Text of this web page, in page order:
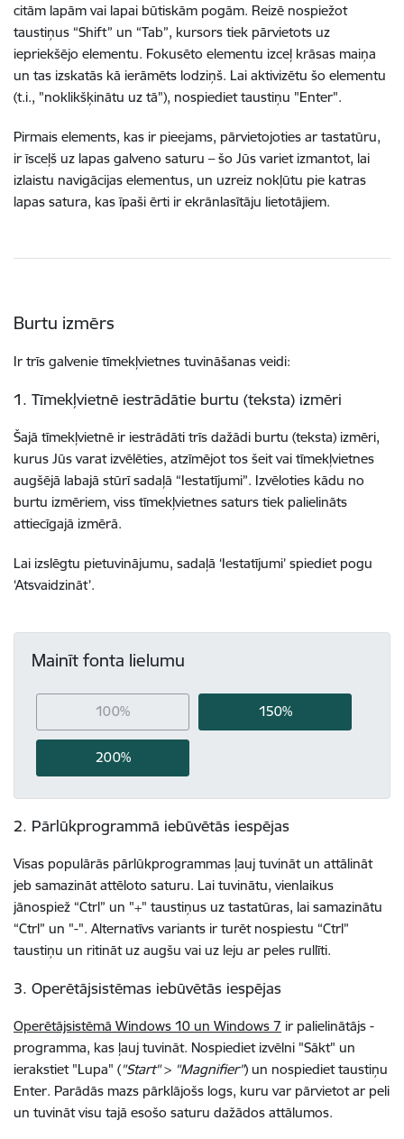
citām lapām vai lapai būtiskām pogām. Reizē nospiežot
taustiņus “Shift” un “Tab”, kursors tiek pārvietots uz
iepriekšējo elementu. Fokusēto elementu izceļ krāsas maiņa
un tas izskatās kā ierāmēts lodziņš. Lai aktivizētu šo elementu
(t.i., "noklikšķinātu uz tā"), nospiediet taustiņu "Enter".
Pirmais elements, kas ir pieejams, pārvietojoties ar tastatūru,
ir īsceļš uz lapas galveno saturu – šo Jūs variet izmantot, lai
izlaistu navigācijas elementus, un uzreiz nokļūtu pie katras
lapas satura, kas īpaši ērti ir ekrānlasītāju lietotājiem.
Burtu izmērs
Ir trīs galvenie tīmekļvietnes tuvināšanas veidi:
1. Tīmekļvietnē iestrādātie burtu (teksta) izmēri
Šajā tīmekļvietnē ir iestrādāti trīs dažādi burtu (teksta) izmēri,
kurus Jūs varat izvēlēties, atzīmējot tos šeit vai tīmekļvietnes
augšējā labajā stūrī sadaļā “Iestatījumi”. Izvēloties kādu no
burtu izmēriem, viss tīmekļvietnes saturs tiek palielināts
attiecīgajā izmērā.
Lai izslēgtu pietuvinājumu, sadaļā ‘Iestatījumi’ spiediet pogu
‘Atsvaidzināt’.
Mainīt fonta lielumu
100% 150%
200%
2. Pārlūkprogrammā iebūvētās iespējas
Visas populārās pārlūkprogrammas ļauj tuvināt un attālināt
jeb samazināt attēloto saturu. Lai tuvinātu, vienlaikus
jānospiež “Ctrl” un "+" taustiņus uz tastatūras, lai samazinātu
“Ctrl” un "-". Alternatīvs variants ir turēt nospiestu “Ctrl”
taustiņu un ritināt uz augšu vai uz leju ar peles rullīti.
3. Operētājsistēmas iebūvētās iespējas
Operētājsistēmā Windows 10 un Windows 7 ir palielinātājs -
programma, kas ļauj tuvināt. Nospiediet izvēlni "Sākt" un
ierakstiet "Lupa" ("Start"> "Magnifier") un nospiediet taustiņu
Enter. Parādās mazs pārklājošs logs, kuru var pārvietot ar peli
un tuvināt visu tajā esošo saturu dažādos attālumos.